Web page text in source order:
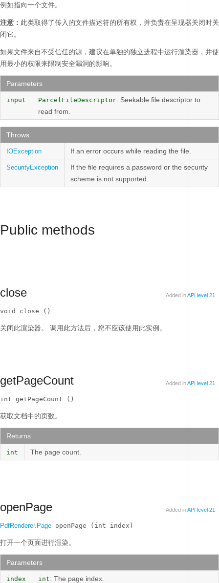
例如指向一个文件。
注意： 此类取得了传入的文件描述符的所有权，并负责在呈现器关闭时关
闭它。
如果文件来自不受信任的源，建议在单独的独立进程中运行渲染器，并使
用最小的权限来限制安全漏洞的影响。
Parameters
input ParcelFileDescriptor: Seekable file descriptor to
read from.
Throws
IOException If an error occurs while reading the file.
SecurityException
If the file requires a password or the security
scheme is not supported.
Public methods
close Added inAPI level 21
void close ()
关闭此渲染器。 调用此方法后，您不应该使用此实例。
getPageCount Added inAPI level 21
int getPageCount ()
获取文档中的页数。
Returns
int The page count.
openPage Added inAPI level 21
PdfRenderer.Page openPage (int index)
打开一个页面进行渲染。
Parameters
index int: The page index.